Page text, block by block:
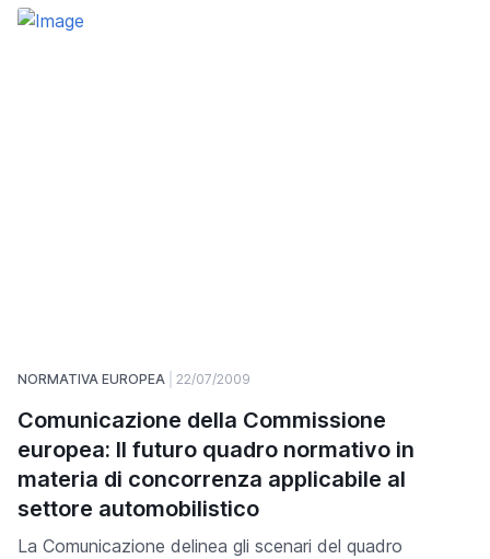
NORMATIVA EUROPEA 22/07/2009
Comunicazione della Commissione
europea: Il futuro quadro normativo in
materia di concorrenza applicabile al
settore automobilistico
La Comunicazione delinea gli scenari del quadro